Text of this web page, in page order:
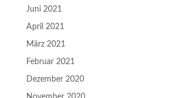
Juni 2021
April 2021
März 2021
Februar 2021
Dezember 2020